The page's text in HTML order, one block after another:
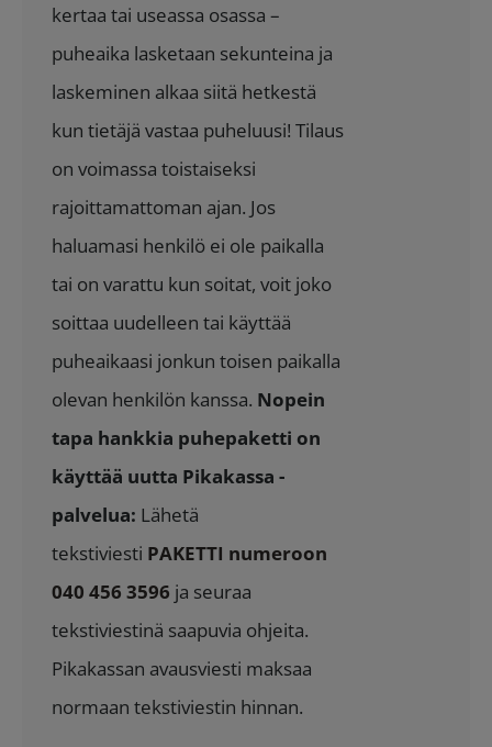
kertaa tai useassa osassa –
puheaika lasketaan sekunteina ja
laskeminen alkaa siitä hetkestä
kun tietäjä vastaa puheluusi! Tilaus
on voimassa toistaiseksi
rajoittamattoman ajan. Jos
haluamasi henkilö ei ole paikalla
tai on varattu kun soitat, voit joko
soittaa uudelleen tai käyttää
puheaikaasi jonkun toisen paikalla
olevan henkilön kanssa. Nopein
tapa hankkia puhepaketti on
käyttää uutta Pikakassa -
palvelua: Lähetä
tekstiviesti PAKETTI numeroon
040 456 3596 ja seuraa
tekstiviestinä saapuvia ohjeita.
Pikakassan avausviesti maksaa
normaan tekstiviestin hinnan.